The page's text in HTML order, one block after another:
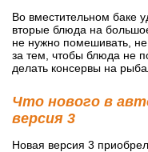
Во вместительном баке
вторые блюда на
не нужно помешивать, не
за тем, чтобы блюда не
делать консервы на
Что нового в
версия 3
Новая версия 3